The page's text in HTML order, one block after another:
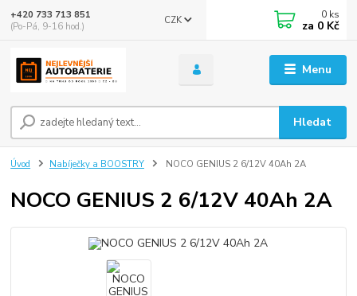
Menu
CZK
Hledat
+420 733 713 851
(Po-Pá, 9-16 hod.)
0 ks
za 0 Kč
Úvod Nabíječky a BOOSTRY NOCO GENIUS 2 6/12V 40Ah 2A
NOCO GENIUS 2 6/12V 40Ah 2A